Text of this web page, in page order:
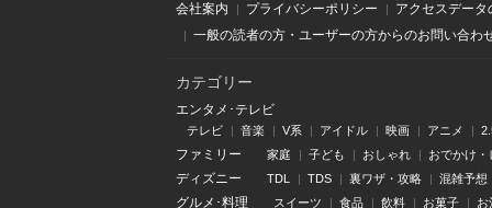
会社案内 プライバシーポリシー
アクセスデー
一般の読者の方・ユーザーの方からのお問い合わ
カテゴリー
エンタメ･テレビ
テレビ 音楽 V系 アイドル 映画 アニメ
ファミリー 家庭 子ども おしゃれ おでかけ・
ディズニー TDL TDS 裏ワザ・攻略 混雑予想
グルメ･料理 スイーツ 食品 飲料 お菓子 お